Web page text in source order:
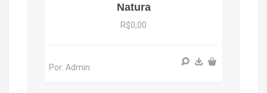
Natura
R$0,00
Por: Admin